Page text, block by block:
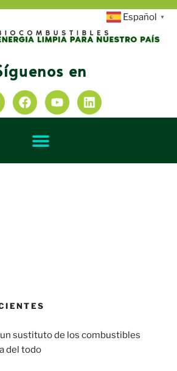
en
sustituto de los combustibles
del todo
Español ▼